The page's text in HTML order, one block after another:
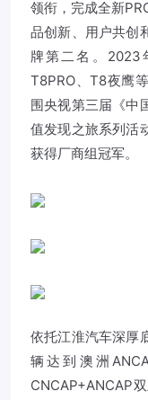
领衔，完成全新
品创新、用户共创
牌第二名。2023
T8PRO、T8夜鹰
围央视第三届《中
值发现之旅系列活
获得厂商组冠军。
依托江淮汽车深厚
辆达到澳洲
CNCAP+ANCAP